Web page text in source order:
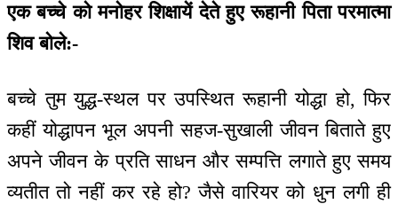
एक बच्चे को मनोहर शिक्षायें देते हुए रूहानी पिता परमात्मा
शिव बोले:-
बच्चे तुम युद्ध-स्थल पर उपस्थित रूहानी योद्धा हो, फिर
कहीं योद्धापन भूल अपनी सहज-सुखाली जीवन बिताते हुए
अपने जीवन के प्रति साधन और सम्पत्ति लगाते हुए समय
व्यतीत तो नहीं कर रहे हो? जैसे वारियर को धुन लगी ही